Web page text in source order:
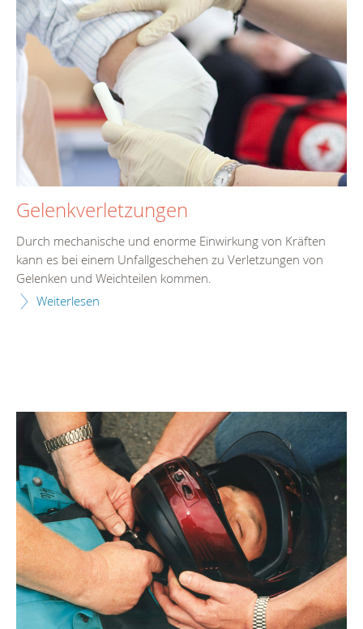
Gelenkverletzungen
Durch mechanische und enorme Einwirkung von Kräften
kann es bei einem Unfallgeschehen zu Verletzungen von
Gelenken und Weichteilen kommen.
Weiterlesen